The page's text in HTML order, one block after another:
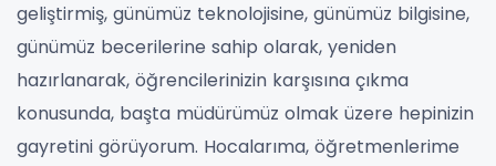
geliştirmiş, günümüz teknolojisine, günümüz bilgisine,
günümüz becerilerine sahip olarak, yeniden
hazırlanarak, öğrencilerinizin karşısına çıkma
konusunda, başta müdürümüz olmak üzere hepinizin
gayretini görüyorum. Hocalarıma, öğretmenlerime